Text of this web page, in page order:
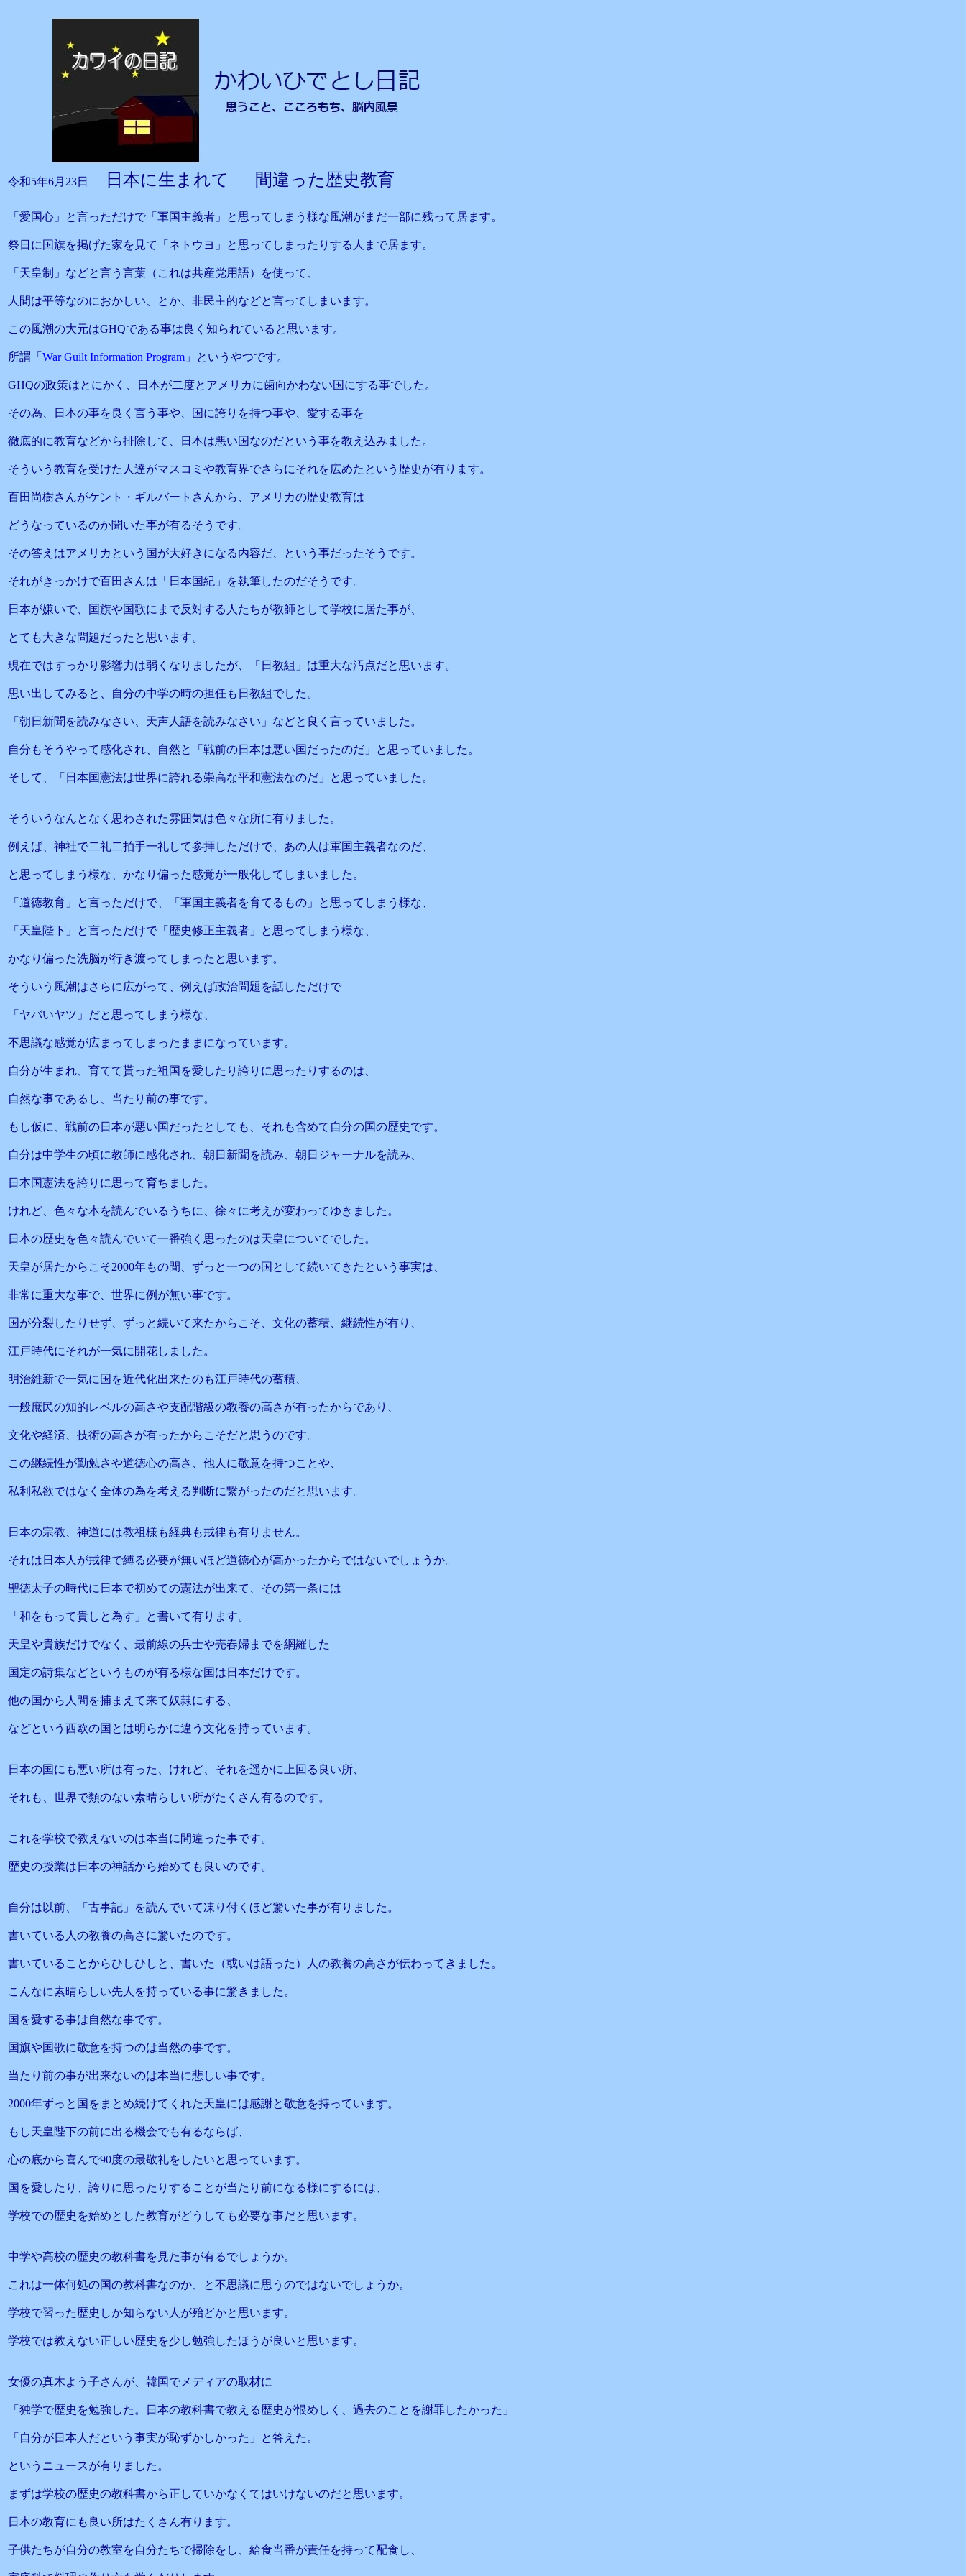
令和5年6月23日 日本に生まれて 間違った歴史教育
「愛国心」と言っただけで「軍国主義者」と思ってしまう様な風潮がまだ一部に残って居ます。
祭日に国旗を掲げた家を見て「ネトウヨ」と思ってしまったりする人まで居ます。
「天皇制」などと言う言葉（これは共産党用語）を使って、
人間は平等なのにおかしい、とか、非民主的などと言ってしまいます。
この風潮の大元はGHQである事は良く知られていると思います。
所謂「 War Guilt Information Program 」というやつです。
GHQの政策はとにかく、日本が二度とアメリカに歯向かわない国にする事でした。
その為、日本の事を良く言う事や、国に誇りを持つ事や、愛する事を
徹底的に教育などから排除して、日本は悪い国なのだという事を教え込みました。
そういう教育を受けた人達がマスコミや教育界でさらにそれを広めたという歴史が有ります。
百田尚樹さんがケント・ギルバートさんから、アメリカの歴史教育は
どうなっているのか聞いた事が有るそうです。
その答えはアメリカという国が大好きになる内容だ、という事だったそうです。
それがきっかけで百田さんは「日本国紀」を執筆したのだそうです。
日本が嫌いで、国旗や国歌にまで反対する人たちが教師として学校に居た事が、
とても大きな問題だったと思います。
現在ではすっかり影響力は弱くなりましたが、「日教組」は重大な汚点だと思います。
思い出してみると、自分の中学の時の担任も日教組でした。
「朝日新聞を読みなさい、天声人語を読みなさい」などと良く言っていました。
自分もそうやって感化され、自然と「戦前の日本は悪い国だったのだ」と思っていました。
そして、「日本国憲法は世界に誇れる崇高な平和憲法なのだ」と思っていました。
そういうなんとなく思わされた雰囲気は色々な所に有りました。
例えば、神社で二礼二拍手一礼して参拝しただけで、あの人は軍国主義者なのだ、
と思ってしまう様な、かなり偏った感覚が一般化してしまいました。
「道徳教育」と言っただけで、「軍国主義者を育てるもの」と思ってしまう様な、
「天皇陛下」と言っただけで「歴史修正主義者」と思ってしまう様な、
かなり偏った洗脳が行き渡ってしまったと思います。
そういう風潮はさらに広がって、例えば政治問題を話しただけで
「ヤバいヤツ」だと思ってしまう様な、
不思議な感覚が広まってしまったままになっています。
自分が生まれ、育てて貰った祖国を愛したり誇りに思ったりするのは、
自然な事であるし、当たり前の事です。
もし仮に、戦前の日本が悪い国だったとしても、それも含めて自分の国の歴史です。
自分は中学生の頃に教師に感化され、朝日新聞を読み、朝日ジャーナルを読み、
日本国憲法を誇りに思って育ちました。
けれど、色々な本を読んでいるうちに、徐々に考えが変わってゆきました。
日本の歴史を色々読んでいて一番強く思ったのは天皇についてでした。
天皇が居たからこそ2000年もの間、ずっと一つの国として続いてきたという事実は、
非常に重大な事で、世界に例が無い事です。
国が分裂したりせず、ずっと続いて来たからこそ、文化の蓄積、継続性が有り、
江戸時代にそれが一気に開花しました。
明治維新で一気に国を近代化出来たのも江戸時代の蓄積、
一般庶民の知的レベルの高さや支配階級の教養の高さが有ったからであり、
文化や経済、技術の高さが有ったからこそだと思うのです。
この継続性が勤勉さや道徳心の高さ、他人に敬意を持つことや、
私利私欲ではなく全体の為を考える判断に繋がったのだと思います。
日本の宗教、神道には教祖様も経典も戒律も有りません。
それは日本人が戒律で縛る必要が無いほど道徳心が高かったからではないでしょうか。
聖徳太子の時代に日本で初めての憲法が出来て、その第一条には
「和をもって貴しと為す」と書いて有ります。
天皇や貴族だけでなく、最前線の兵士や売春婦までを網羅した
国定の詩集などというものが有る様な国は日本だけです。
他の国から人間を捕まえて来て奴隷にする、
などという西欧の国とは明らかに違う文化を持っています。
日本の国にも悪い所は有った、けれど、それを遥かに上回る良い所、
それも、世界で類のない素晴らしい所がたくさん有るのです。
これを学校で教えないのは本当に間違った事です。
歴史の授業は日本の神話から始めても良いのです。
自分は以前、「古事記」を読んでいて凍り付くほど驚いた事が有りました。
書いている人の教養の高さに驚いたのです。
書いていることからひしひしと、書いた（或いは語った）人の教養の高さが伝わってきました。
こんなに素晴らしい先人を持っている事に驚きました。
国を愛する事は自然な事です。
国旗や国歌に敬意を持つのは当然の事です。
当たり前の事が出来ないのは本当に悲しい事です。
2000年ずっと国をまとめ続けてくれた天皇には感謝と敬意を持っています。
もし天皇陛下の前に出る機会でも有るならば、
心の底から喜んで90度の最敬礼をしたいと思っています。
国を愛したり、誇りに思ったりすることが当たり前になる様にするには、
学校での歴史を始めとした教育がどうしても必要な事だと思います。
中学や高校の歴史の教科書を見た事が有るでしょうか。
これは一体何処の国の教科書なのか、と不思議に思うのではないでしょうか。
学校で習った歴史しか知らない人が殆どかと思います。
学校では教えない正しい歴史を少し勉強したほうが良いと思います。
女優の真木よう子さんが、韓国でメディアの取材に
「独学で歴史を勉強した。日本の教科書で教える歴史が恨めしく、過去のことを謝罪したかった」
「自分が日本人だという事実が恥ずかしかった」と答えた。
というニュースが有りました。
まずは学校の歴史の教科書から正していかなくてはいけないのだと思います。
日本の教育にも良い所はたくさん有ります。
子供たちが自分の教室を自分たちで掃除をし、給食当番が責任を持って配食し、